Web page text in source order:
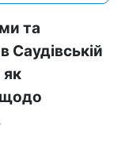
та
Саудівській
як
щодо